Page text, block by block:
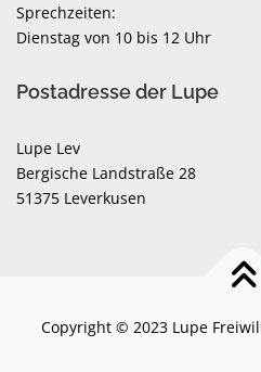
Sprechzeiten:
Dienstag von 10 bis 12 Uhr
Postadresse der Lupe
Lupe Lev
Bergische Landstraße 28
51375 Leverkusen
Copyright © 2023 Lupe